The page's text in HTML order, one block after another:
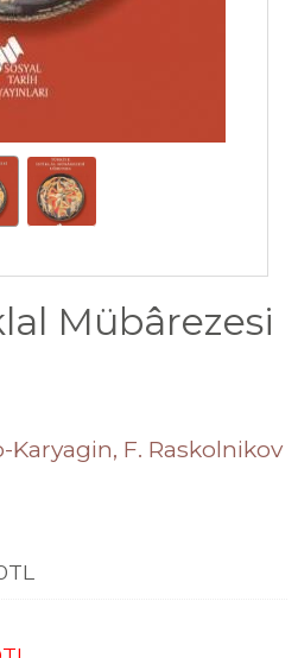
Mübârezesi
Karyagin, F. Raskolnikov
TL